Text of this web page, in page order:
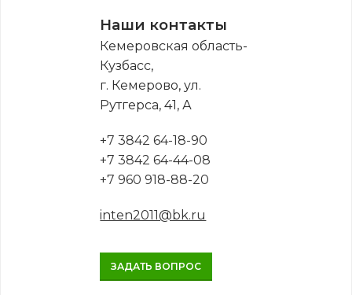
Наши контакты
Кемеровская область-
Кузбасс,
г. Кемерово, ул.
Рутгерса, 41, А
+7 3842 64-18-90
+7 3842 64-44-08
+7 960 918-88-20
inten2011@bk.ru
ЗАДАТЬ ВОПРОС